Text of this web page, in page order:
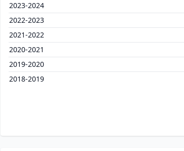
2023-2024
2022-2023
2021-2022
2020-2021
2019-2020
2018-2019